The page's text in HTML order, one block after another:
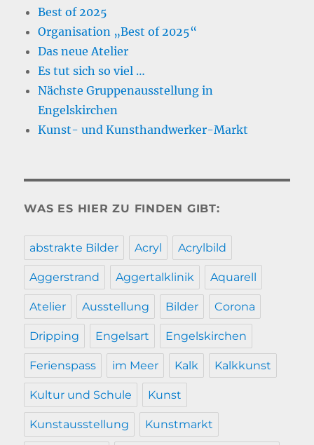
Best of 2025
Organisation „Best of 2025“
Das neue Atelier
Es tut sich so viel …
Nächste Gruppenausstellung in
Engelskirchen
Kunst- und Kunsthandwerker-Markt
WAS ES HIER ZU FINDEN GIBT:
abstrakte Bilder Acryl Acrylbild
Aggerstrand Aggertalklinik Aquarell
Atelier Ausstellung Bilder Corona
Dripping Engelsart Engelskirchen
Ferienspass im Meer Kalk Kalkkunst
Kultur und Schule Kunst
Kunstausstellung Kunstmarkt